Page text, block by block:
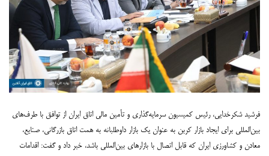
فرشید شکرخدایی، رئیس کمیسیون سرمایه‌گذاری و تأمین مالی اتاق ایران از توافق با طرف‌های
بین‌المللی برای ایجاد بازار کربن به عنوان یک بازار داوطلبانه به همت اتاق بازرگانی، صنایع،
معادن و کشاورزی ایران که قابل اتصال با بازارهای بین‌المللی باشد، خبر داد و گفت: اقدامات